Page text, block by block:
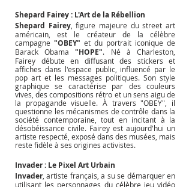
Shepard Fairey : L'Art de la Rébellion
Shepard Fairey, figure majeure du street art
américain, est le créateur de la célèbre
campagne "OBEY" et du portrait iconique de
Barack Obama "HOPE". Né à Charleston,
Fairey débute en diffusant des stickers et
affiches dans l'espace public, influencé par le
pop art et les messages politiques. Son style
graphique se caractérise par des couleurs
vives, des compositions rétro et un sens aigu de
la propagande visuelle. À travers "OBEY", il
questionne les mécanismes de contrôle dans la
société contemporaine, tout en incitant à la
désobéissance civile. Fairey est aujourd'hui un
artiste respecté, exposé dans des musées, mais
reste fidèle à ses origines activistes.
Invader : Le Pixel Art Urbain
Invader, artiste français, a su se démarquer en